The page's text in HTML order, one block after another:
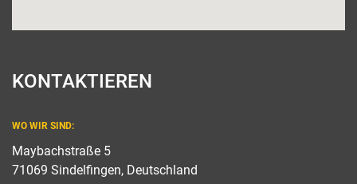
KONTAKTIEREN
WO WIR SIND:
Maybachstraße 5
71069 Sindelfingen, Deutschland